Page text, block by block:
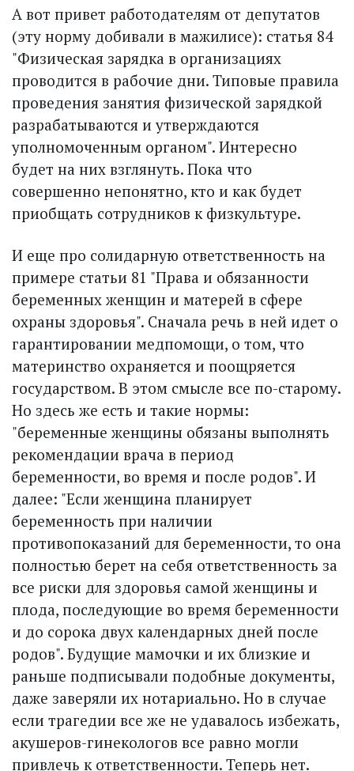
А вот привет работодателям от депутатов
(эту норму добивали в мажилисе): статья 84
"Физическая зарядка в организациях
проводится в рабочие дни. Типовые правила
проведения занятия физической зарядкой
разрабатываются и утверждаются
уполномоченным органом". Интересно
будет на них взглянуть. Пока что
совершенно непонятно, кто и как будет
приобщать сотрудников к физкультуре.
И еще про солидарную ответственность на
примере статьи 81 "Права и обязанности
беременных женщин и матерей в сфере
охраны здоровья". Сначала речь в ней идет о
гарантировании медпомощи, о том, что
материнство охраняется и поощряется
государством. В этом смысле все по-старому.
Но здесь же есть и такие нормы:
"беременные женщины обязаны выполнять
рекомендации врача в период
беременности, во время и после родов". И
далее: "Если женщина планирует
беременность при наличии
противопоказаний для беременности, то она
полностью берет на себя ответственность за
все риски для здоровья самой женщины и
плода, последующие во время беременности
и до сорока двух календарных дней после
родов". Будущие мамочки и их близкие и
раньше подписывали подобные документы,
даже заверяли их нотариально. Но в случае
если трагедии все же не удавалось избежать,
акушеров-гинекологов все равно могли
привлечь к ответственности. Теперь нет.